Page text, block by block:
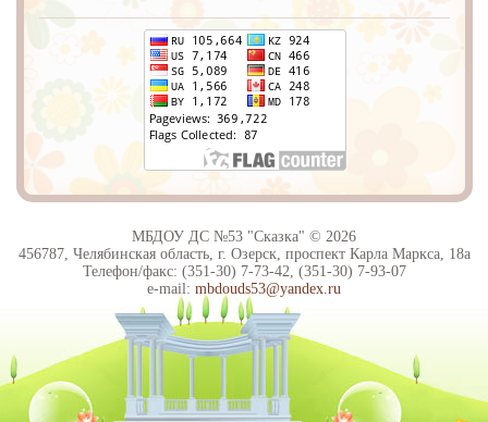
МБДОУ ДС №53 "Сказка" © 2026
456787, Челябинская область, г. Озерск, проспект Карла Маркса, 18а
Телефон/факс: (351-30) 7-73-42, (351-30) 7-93-07
e-mail: mbdouds53@yandex.ru